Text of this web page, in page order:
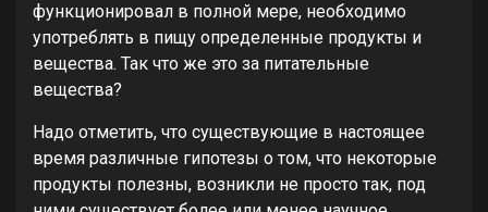
функционировал в полной мере, необходимо
употреблять в пищу определенные продукты и
вещества. Так что же это за питательные
вещества?
Надо отметить, что существующие в настоящее
время различные гипотезы о том, что некоторые
продукты полезны, возникли не просто так, под